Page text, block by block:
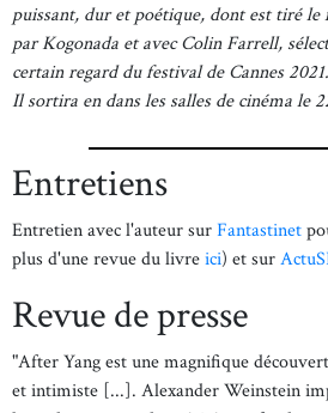
puissant, dur et poétique, dont est tiré
par Kogonada et avec Colin Farrell,
certain regard du festival de Cannes 2021.
Il sortira en dans les salles de cinéma le
Entretiens
Entretien avec l'auteur surFantastinet
plus d'une revue du livreici) et sur
Revue de presse
"After Yang est une magnifique
et intimiste [...]. Alexander Weinstein